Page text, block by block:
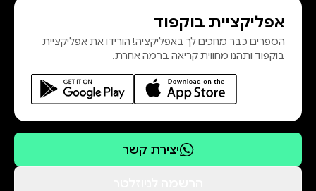
אפליקציית בוקפוד
הספרים כבר מחכים לך באפליקציה! הורידו את אפליקציית
בוקפוד ותהנו מחווית קריאה ברמה אחרת.
יצירת קשר